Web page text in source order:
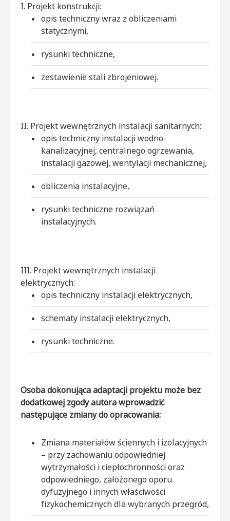
I. Projekt konstrukcji:
opis techniczny wraz z obliczeniami
statycznymi,
rysunki techniczne,
zestawienie stali zbrojeniowej.
II. Projekt wewnętrznych instalacji sanitarnych:
opis techniczny instalacji wodno-
kanalizacyjnej, centralnego ogrzewania,
instalacji gazowej, wentylacji mechanicznej,
obliczenia instalacyjne,
rysunki techniczne rozwiązań
instalacyjnych.
III. Projekt wewnętrznych instalacji
elektrycznych:
opis techniczny instalacji elektrycznych,
schematy instalacji elektrycznych,
rysunki techniczne.
Osoba dokonująca adaptacji projektu może bez
dodatkowej zgody autora wprowadzić
następujące zmiany do opracowania:
Zmiana materiałów ściennych i izolacyjnych
– przy zachowaniu odpowiedniej
wytrzymałości i ciepłochronności oraz
odpowiedniego, założonego oporu
dyfuzyjnego i innych właściwości
fizykochemicznych dla wybranych przegród,